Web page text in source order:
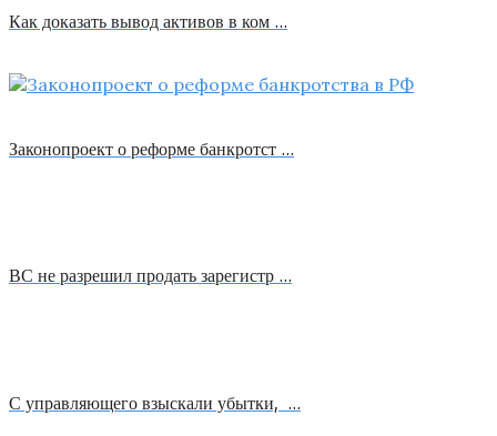
Как доказать вывод активов в ком …
Законопроект о реформе банкротст …
ВС не разрешил продать зарегистр …
С управляющего взыскали убытки, …